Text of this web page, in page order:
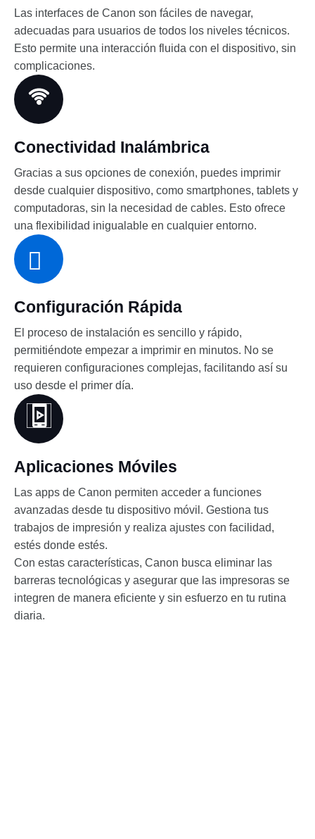
Las interfaces de Canon son fáciles de navegar,
adecuadas para usuarios de todos los niveles técnicos.
Esto permite una interacción fluida con el dispositivo, sin
complicaciones.
Conectividad Inalámbrica
Gracias a sus opciones de conexión, puedes imprimir
desde cualquier dispositivo, como smartphones, tablets y
computadoras, sin la necesidad de cables. Esto ofrece
una flexibilidad inigualable en cualquier entorno.
Configuración Rápida
El proceso de instalación es sencillo y rápido,
permitiéndote empezar a imprimir en minutos. No se
requieren configuraciones complejas, facilitando así su
uso desde el primer día.
Aplicaciones Móviles
Las apps de Canon permiten acceder a funciones
avanzadas desde tu dispositivo móvil. Gestiona tus
trabajos de impresión y realiza ajustes con facilidad,
estés donde estés.
Con estas características, Canon busca eliminar las
barreras tecnológicas y asegurar que las impresoras se
integren de manera eficiente y sin esfuerzo en tu rutina
diaria.